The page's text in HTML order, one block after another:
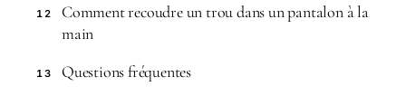
12
Comment recoudre un trou dans un pantalon à la
main
13 Questions fréquentes